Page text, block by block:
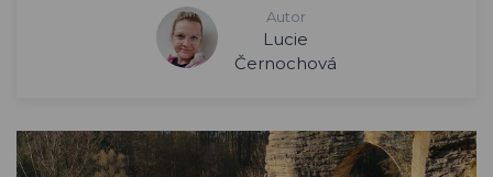
Autor
Lucie
Černochová